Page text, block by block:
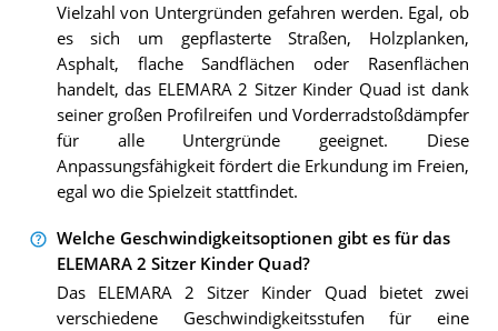
Vielzahl von Untergründen gefahren werden. Egal, ob
es sich um gepflasterte Straßen, Holzplanken,
Asphalt, flache Sandflächen oder Rasenflächen
handelt, das ELEMARA 2 Sitzer Kinder Quad ist dank
seiner großen Profilreifen und Vorderradstoßdämpfer
für alle Untergründe geeignet. Diese
Anpassungsfähigkeit fördert die Erkundung im Freien,
egal wo die Spielzeit stattfindet.
Welche Geschwindigkeitsoptionen gibt es für das
ELEMARA 2 Sitzer Kinder Quad?
Das ELEMARA 2 Sitzer Kinder Quad bietet zwei
verschiedene Geschwindigkeitsstufen für eine